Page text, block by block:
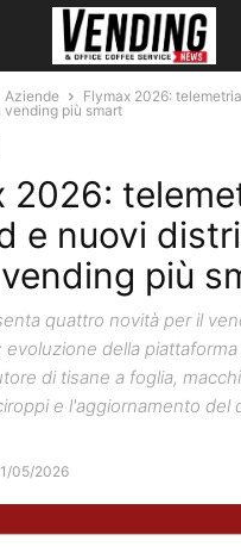
Aziende
Flymax 2026:
più smart
2026:
e nuovi
più
quattro novità per il
della
di tisane a foglia,
e l'aggiornamento del
05/2026